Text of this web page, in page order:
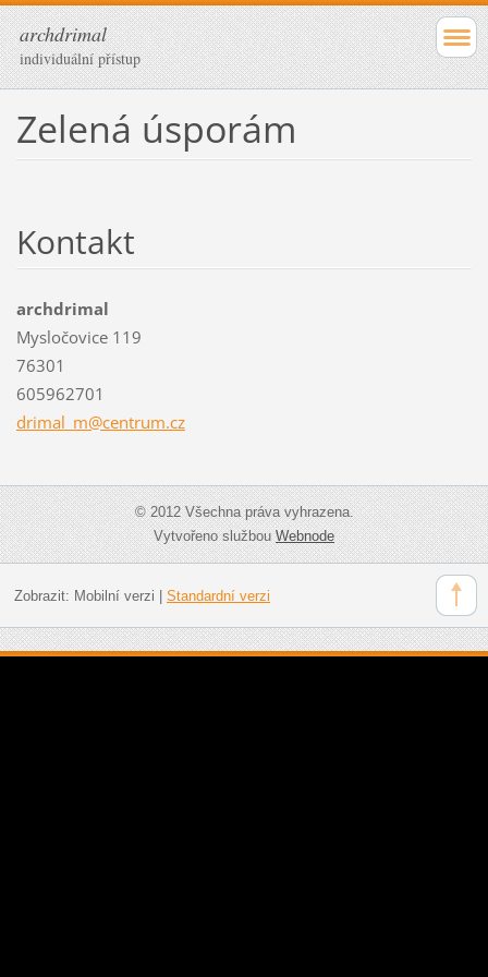
archdrimal
individuální přístup
Zelená úsporám
Kontakt
archdrimal
Mysločovice 119
76301
605962701
drimal_m@centrum.cz
© 2012 Všechna práva vyhrazena.
Vytvořeno službouWebnode
Zobrazit: Mobilní verzi Standardní verzi